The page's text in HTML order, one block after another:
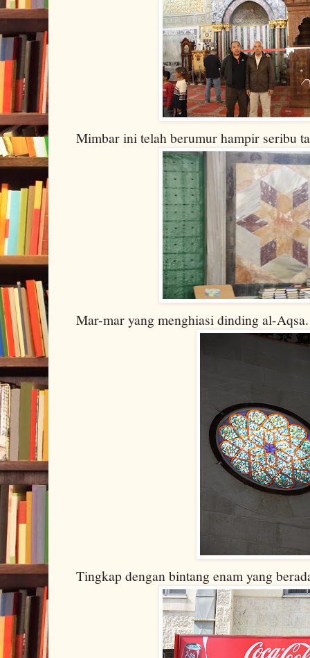
Mimbar ini telah berumur hampir seribu
Mar-mar yang menghiasi dinding al-Aqsa.
Tingkap dengan bintang enam yang